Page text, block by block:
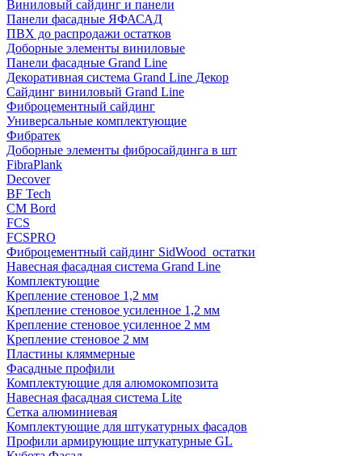
Виниловый сайдинг и панели
Панели фасадные ЯФАСАД
ПВХ до распродажи остатков
Доборные элементы виниловые
Панели фасадные Grand Line
Декоративная система Grand Line Декор
Сайдинг виниловый Grand Line
Фиброцементный сайдинг
Универсальные комплектующие
Фибратек
Доборные элементы фибросайдинга в шт
FibraPlank
Decover
BF Tech
CM Bord
FCS
FCSPRO
Фиброцементный сайдинг SidWood_остатки
Навесная фасадная система Grand Line
Комплектующие
Крепление стеновое 1,2 мм
Крепление стеновое усиленное 1,2 мм
Крепление стеновое усиленное 2 мм
Крепление стеновое 2 мм
Пластины кляммерные
Фасадные профили
Комплектующие для алюмокомпозита
Навесная фасадная система Lite
Сетка алюминиевая
Комплектующие для штукатурных фасадов
Профили армирующие штукатурные GL